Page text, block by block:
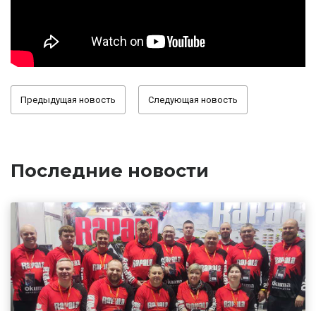
Предыдущая новость Следующая новость
Последние новости